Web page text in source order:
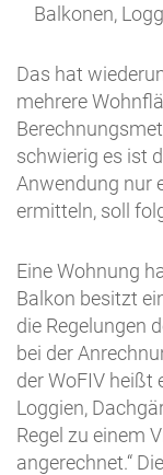
Balkonen,
Das hat
mehrere
schwierig es ist
Anwendung nur
ermitteln, soll
Eine Wohnung
Balkon besitzt
die Regelungen
bei der
der WoFIV heißt
Loggien,
Regel zu einem
angerechnet.“